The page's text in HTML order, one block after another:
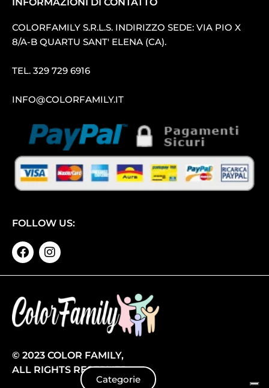
COLORFAMILY S.R.L.S. INDIRIZZO SEDE: VIA PIO X
8/A-B QUARTU SANT′ ELENA (CA).
TEL. 329 729 6916
INFO@COLORFAMILY.IT
FOLLOW US:
© 2023 COLOR FAMILY,
ALL RIGHTS RESERVED
Categorie